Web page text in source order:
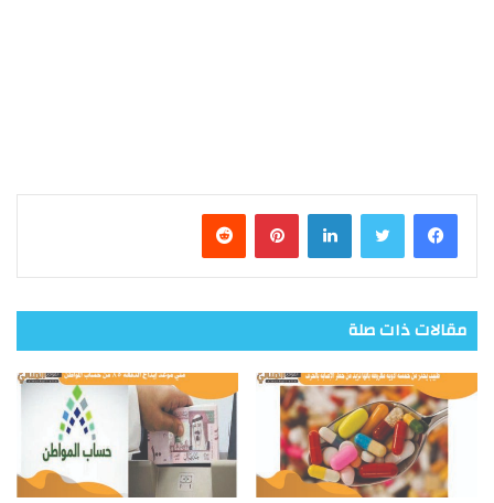
فيسبوك تويتر لينكدإن بينتيريست
مقالات ذات صلة